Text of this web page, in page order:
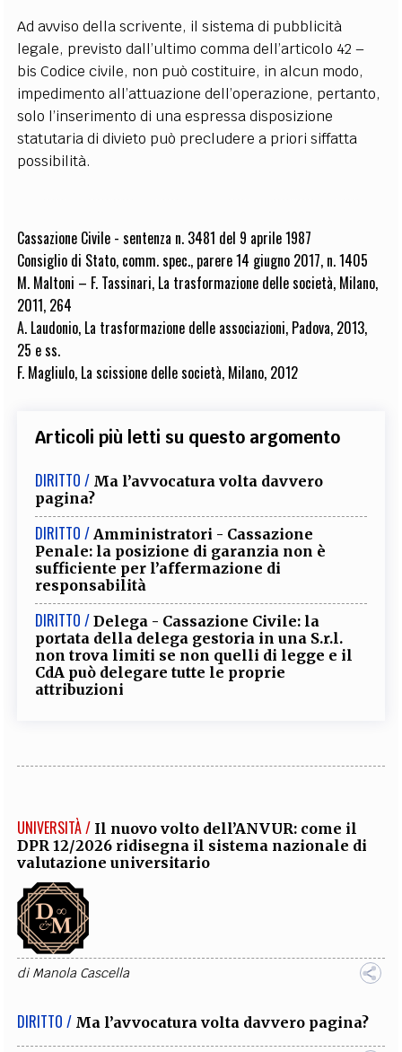
Ad avviso della scrivente, il sistema di pubblicità
legale, previsto dall’ultimo comma dell’articolo 42 –
bis Codice civile, non può costituire, in alcun modo,
impedimento all’attuazione dell’operazione, pertanto,
solo l’inserimento di una espressa disposizione
statutaria di divieto può precludere a priori siffatta
possibilità.
Cassazione Civile - sentenza n. 3481 del 9 aprile 1987
Consiglio di Stato, comm. spec., parere 14 giugno 2017, n. 1405
M. Maltoni – F. Tassinari, La trasformazione delle società, Milano,
2011, 264
A. Laudonio, La trasformazione delle associazioni, Padova, 2013,
25 e ss.
F. Magliulo, La scissione delle società, Milano, 2012
Articoli più letti su questo argomento
DIRITTO / Ma l’avvocatura volta davvero
pagina?
DIRITTO / Amministratori - Cassazione
Penale: la posizione di garanzia non è
sufficiente per l’affermazione di
responsabilità
DIRITTO / Delega - Cassazione Civile: la
portata della delega gestoria in una S.r.l.
non trova limiti se non quelli di legge e il
CdA può delegare tutte le proprie
attribuzioni
UNIVERSITÀ / Il nuovo volto dell’ANVUR: come il
DPR 12/2026 ridisegna il sistema nazionale di
valutazione universitario
diManola Cascella
DIRITTO / Ma l’avvocatura volta davvero pagina?